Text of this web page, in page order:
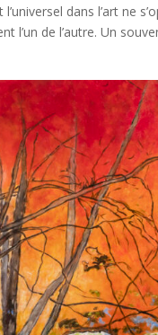
dans l’art ne
l’un de l’autre. Un